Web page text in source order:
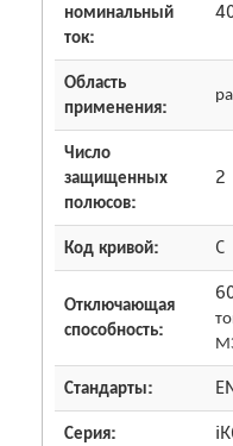
номинальный
ток:
Область
применения:
Число
защищенных
полюсов:
2
Код кривой: C
Отключающая
способность:
Стандарты:
Серия: